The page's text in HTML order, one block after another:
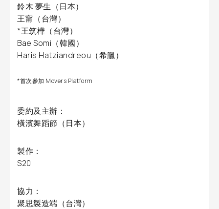
鈴木 夢生（日本）
王甯（台灣）
*王筑樺（台灣）
Bae Somi（韓國）
Haris Hatziandreou（希臘）
*首次參加 Movers Platform
委約及主辦：
橫濱舞蹈節（日本）
製作：
S20
協力：
聚思製造端（台灣）